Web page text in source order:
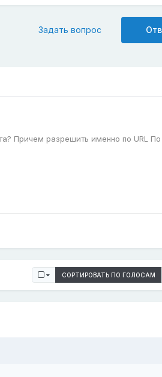
Задать вопрос
Причем разрешить именно по URL По
СОРТИРОВАТЬ ПО ГОЛОСАМ